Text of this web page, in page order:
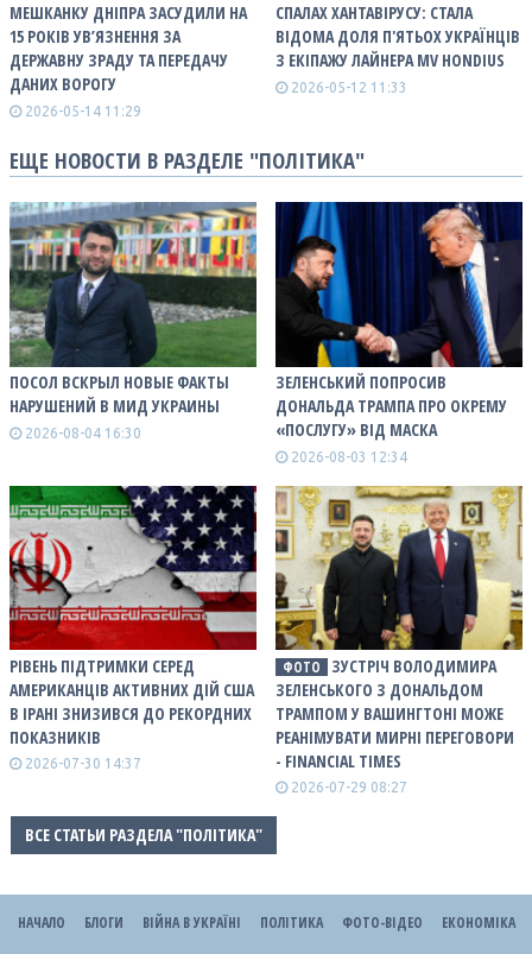
МЕШКАНКУ ДНІПРА ЗАСУДИЛИ НА
15 РОКІВ УВ’ЯЗНЕННЯ ЗА
ДЕРЖАВНУ ЗРАДУ ТА ПЕРЕДАЧУ
ДАНИХ ВОРОГУ
2026-05-14 11:29
СПАЛАХ ХАНТАВІРУСУ: СТАЛА
ВІДОМА ДОЛЯ П'ЯТЬОХ УКРАЇНЦІВ
З ЕКІПАЖУ ЛАЙНЕРА MV HONDIUS
2026-05-12 11:33
ЕЩЕ НОВОСТИ В РАЗДЕЛЕ "ПОЛІТИКА"
ПОСОЛ ВСКРЫЛ НОВЫЕ ФАКТЫ
НАРУШЕНИЙ В МИД УКРАИНЫ
2026-08-04 16:30
ЗЕЛЕНСЬКИЙ ПОПРОСИВ
ДОНАЛЬДА ТРАМПА ПРО ОКРЕМУ
«ПОСЛУГУ» ВІД МАСКА
2026-08-03 12:34
РІВЕНЬ ПІДТРИМКИ СЕРЕД
АМЕРИКАНЦІВ АКТИВНИХ ДІЙ США
В ІРАНІ ЗНИЗИВСЯ ДО РЕКОРДНИХ
ПОКАЗНИКІВ
2026-07-30 14:37
ФОТО
ЗУСТРІЧ ВОЛОДИМИРА
ЗЕЛЕНСЬКОГО З ДОНАЛЬДОМ
ТРАМПОМ У ВАШИНГТОНІ МОЖЕ
РЕАНІМУВАТИ МИРНІ ПЕРЕГОВОРИ
- FINANCIAL TIMES
2026-07-29 08:27
ВСЕ СТАТЬИ РАЗДЕЛА "ПОЛІТИКА"
НАЧАЛО БЛОГИ ВІЙНА В УКРАЇНІ ПОЛІТИКА ФОТО-ВІДЕО ЕКОНОМІКА